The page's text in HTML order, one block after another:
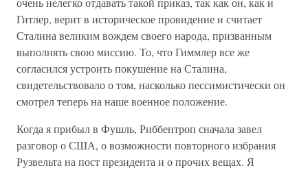
Гитлер, верит в историческое провидение и считает
Сталина великим вождем своего народа, призванным
выполнять свою миссию. То, что Гиммлер все же
согласился устроить покушение на Сталина,
свидетельствовало о том, насколько пессимистически он
смотрел теперь на наше военное положение.
Когда я прибыл в Фушль, Риббентроп сначала завел
разговор о США, о возможности повторного избрания
Рузвельта на пост президента и о прочих вещах. Я